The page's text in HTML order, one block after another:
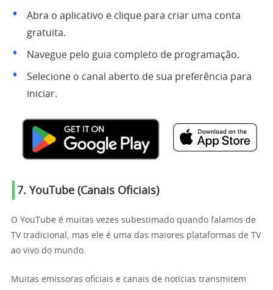
Abra o aplicativo e clique para criar uma conta
gratuita.
Navegue pelo guia completo de programação.
Selecione o canal aberto de sua preferência para
iniciar.
7. YouTube (Canais Oficiais)
O YouTube é muitas vezes subestimado quando falamos de
TV tradicional, mas ele é uma das maiores plataformas de TV
ao vivo do mundo.
Muitas emissoras oficiais e canais de notícias transmitem